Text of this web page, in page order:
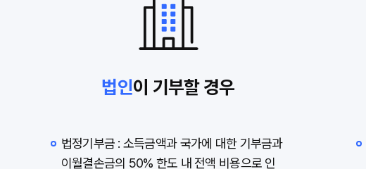
법인이 기부할 경우
법정기부금 : 소득금액과 국가에 대한 기부금과
이월결손금의 50% 한도 내 전액 비용으로 인